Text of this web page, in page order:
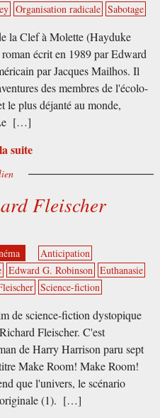
Organisation radicale Sabotage
la Clef à Molette (Hayduke
écrit en 1989 par Edward
par Jacques Mailhos. Il
des membres de l'écolo-
le plus déjanté au monde,
Le […]
suite
Fleischer
Anticipation
Edward G. Robinson Euthanasie
Science-fiction
de science-fiction dystopique
Fleischer. C'est
de Harry Harrison paru sept
Make Room! Make Room!
que l'univers, le scénario
originale (1). […]